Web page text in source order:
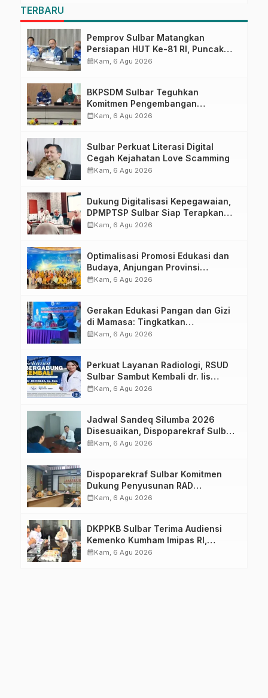
TERBARU
Pemprov Sulbar Matangkan
Persiapan HUT Ke-81 RI, Puncak
Upacara di Lapangan Ahmad
calendar_monthKam, 6 Agu 2026
BKPSDM Sulbar Teguhkan
Komitmen Pengembangan
Kompetensi ASN melalui
calendar_monthKam, 6 Agu 2026
Sulbar Perkuat Literasi Digital
Cegah Kejahatan Love Scamming
calendar_monthKam, 6 Agu 2026
Dukung Digitalisasi Kepegawaian,
DPMPTSP Sulbar Siap Terapkan
Aplikasi FLEKSI ASN
calendar_monthKam, 6 Agu 2026
Optimalisasi Promosi Edukasi dan
Budaya, Anjungan Provinsi
Sulawesi Barat Perkuat Kolaborasi
calendar_monthKam, 6 Agu 2026
Gerakan Edukasi Pangan dan Gizi
di Mamasa: Tingkatkan
Pengetahuan dan Keterampilan
calendar_monthKam, 6 Agu 2026
Perkuat Layanan Radiologi, RSUD
Sulbar Sambut Kembali dr. Iis
Imelda, Sp.Rad
calendar_monthKam, 6 Agu 2026
Jadwal Sandeq Silumba 2026
Disesuaikan, Dispoparekraf Sulbar
Pastikan Persiapan Tetap
calendar_monthKam, 6 Agu 2026
Dispoparekraf Sulbar Komitmen
Dukung Penyusunan RAD
TPB/SDGs Sulawesi Barat
calendar_monthKam, 6 Agu 2026
DKPPKB Sulbar Terima Audiensi
Kemenko Kumham Imipas RI,
Perkuat Pelayanan Kesehatan bagi
calendar_monthKam, 6 Agu 2026